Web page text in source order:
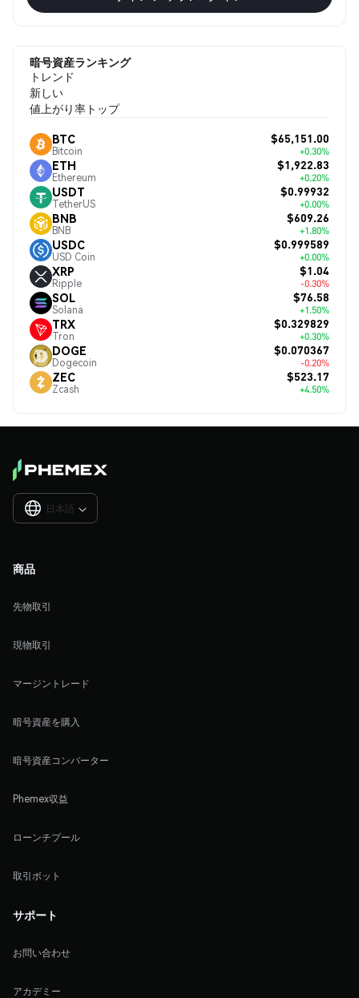
暗号資産ランキング
トレンド
新しい
値上がり率トップ
BTC
Bitcoin
$65,151.00
+0.30%
ETH
Ethereum
$1,922.83
+0.20%
USDT
TetherUS
$0.99932
+0.00%
BNB
BNB
$609.26
+1.80%
USDC
USD Coin
$0.999589
+0.00%
XRP
Ripple
$1.04
-0.30%
SOL
Solana
$76.58
+1.50%
TRX
Tron
$0.329829
+0.30%
DOGE
Dogecoin
$0.070367
-0.20%
ZEC
Zcash
$523.17
+4.50%
日本語 
商品
先物取引
現物取引
マージントレード
暗号資産を購入
暗号資産コンバーター
Phemex収益
ローンチプール
取引ボット
サポート
お問い合わせ
アカデミー